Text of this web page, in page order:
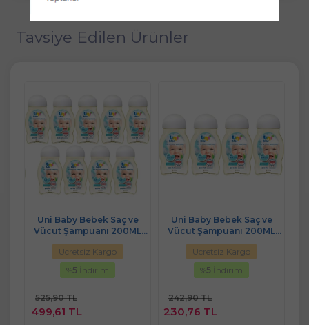
Tavsiye Edilen Ürünler
Uni Baby Bebek Saç ve
Vücut Şampuanı 200ML
Klasik (9 Lu Set)
Ücretsiz Kargo
%5 İndirim
525,90 TL
499,61 TL
Uni Baby Bebek Saç ve
Vücut Şampuanı 200ML
Klasik (4 Lü Set)
Ücretsiz Kargo
%5 İndirim
242,90 TL
230,76 TL